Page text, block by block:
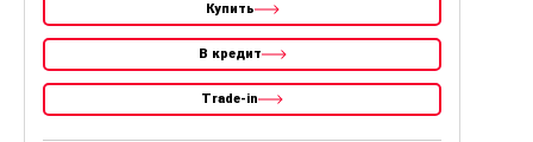
Купить
В кредит
Trade-in